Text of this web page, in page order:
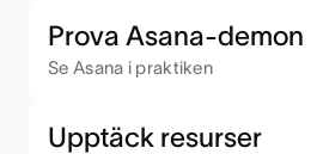
Prova Asana-demon
Se Asana i praktiken
Upptäck resurser